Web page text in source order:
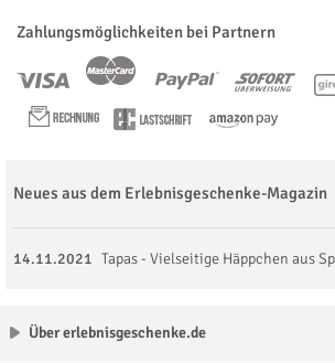
Zahlungsmöglichkeiten bei Partnern
Neues aus dem Erlebnisgeschenke-Magazin
14.11.2021 Tapas - Vielseitige Häppchen aus
Über erlebnisgeschenke.de